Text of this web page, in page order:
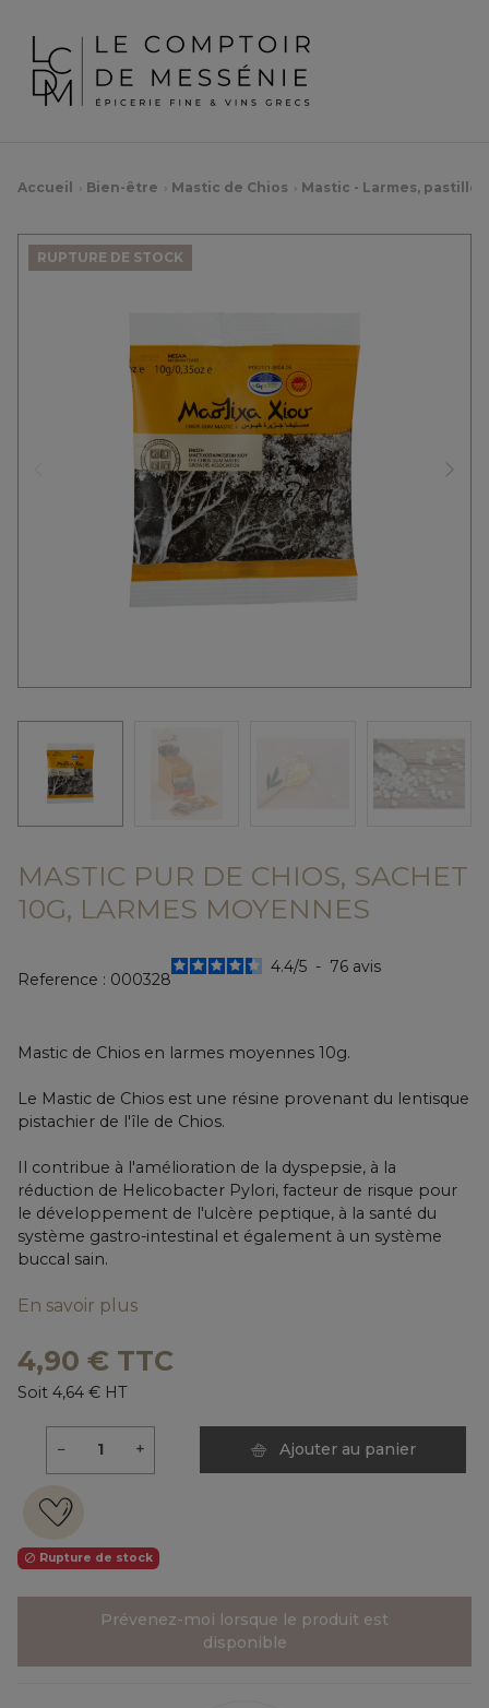
Accueil Bien-être Mastic de Chios Mastic - Larmes,
RUPTURE DE STOCK
MASTIC PUR DE CHIOS, SACHET
10G, LARMES MOYENNES
Reference : 000328
4.4/5 - 76 avis
Mastic de Chios en larmes moyennes 10g.
Le Mastic de Chios est une résine provenant du lentisque
pistachier de l'île de Chios.
Il contribue à l'amélioration de la dyspepsie, à la
réduction de Helicobacter Pylori, facteur de risque pour
le développement de l'ulcère peptique, à la santé du
système gastro-intestinal et également à un système
buccal sain.
En savoir plus
4,90 € TTC
Soit 4,64 € HT
− + Ajouter au panier
 Rupture de stock
Prévenez-moi lorsque le produit est
disponible